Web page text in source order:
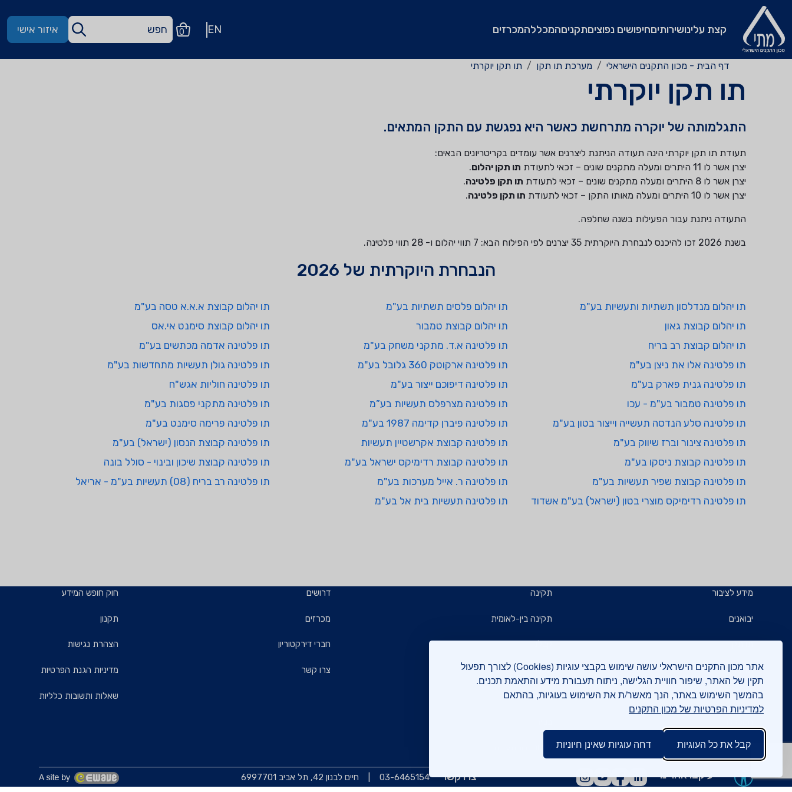
אתר מכון התקנים הישראלי עושה שימוש בקבצי עוגיות (Cookies) לצורך תפעול
תקין של האתר, שיפור חוויית הגלישה, ניתוח תעבורת מידע והתאמת תכנים.
בהמשך השימוש באתר, הנך מאשר/ת את השימוש בעוגיות, בהתאם
למדיניות הפרטיות של מכון התקנים
קבל את כל העוגיות דחה עוגיות שאינן חיוניות
קצת עלינושירותיםחיפושים נפוציםתקניםהמכללהמכרזים EN
0 איזור אישי
דף הבית - מכון התקנים הישראלי מערכת תו תקן תו תקן יוקרתי
תו תקן יוקרתי
התגלמותה של יוקרה מתרחשת כאשר היא נפגשת עם התקן המתאים.
תעודת תו תקן יוקרתי הינה תעודה הניתנת ליצרנים אשר עומדים בקריטריונים הבאים:
יצרן אשר לו 11 היתרים ומעלה מתקנים שונים – זכאי לתעודת
תו תקן יהלום.
יצרן אשר לו 8 היתרים ומעלה מתקנים שונים – זכאי לתעודת
תו תקן פלטינה.
יצרן אשר לו 10 היתרים ומעלה מאותו התקן – זכאי לתעודת
תו תקן פלטינה.
התעודה ניתנת עבור הפעילות בשנה שחלפה.
בשנת 2026 זכו להיכנס לנבחרת היוקרתית 35 יצרנים לפי הפילוח הבא: 7 תווי יהלום ו- 28 תווי פלטינה.
הנבחרת היוקרתית של 2026
תו יהלום מנדלסון תשתיות ותעשיות בע"מ תו יהלום פלסים תשתיות בע"מ
תו יהלום קבוצת א.א.א טסה בע"מ
תו יהלום קבוצת גאון
תו יהלום קבוצת טמבור
תו יהלום קבוצת סימנט אי.אס
תו יהלום קבוצת רב בריח
תו פלטינה א.ד. מתקני משחק בע"מ
תו פלטינה אדמה מכתשים בע"מ
תו פלטינה אלו את ניצן בע"מ
תו פלטינה ארקוטק 360 גלובל בע"מ
תו פלטינה גולן תעשיות מתחדשות בע"מ
תו פלטינה גנית פארק בע"מ
תו פלטינה דיפוכם ייצור בע"מ
תו פלטינה חוליות אגש"ח
תו פלטינה טמבור בע"מ - עכו
תו פלטינה מצרפלס תעשיות בע”מ
תו פלטינה מתקני פסגות בע"מ
תו פלטינה סלע הנדסה תעשייה וייצור בטון בע"מ
תו פלטינה פיברן קדימה 1987 בע"מ
תו פלטינה פרימה סימנט בע"מ
תו פלטינה צינור וברז שיווק בע"מ
תו פלטינה קבוצת אקרשטיין תעשיות
תו פלטינה קבוצת הנסון (ישראל) בע"מ
תו פלטינה קבוצת ניסקו בע"מ
תו פלטינה קבוצת רדימיקס ישראל בע"מ
תו פלטינה קבוצת שיכון ובינוי - סולל בונה
תו פלטינה קבוצת שפיר תעשיות בע"מ
תו פלטינה ר. אייל מערכות בע"מ
תו פלטינה רב בריח (08) תעשיות בע"מ - אריאל
תו פלטינה רדימיקס מוצרי בטון (ישראל) בע"מ אשדוד
תו פלטינה תעשיות בית אל בע"מ
מידע לציבור
יבואנים
תו תקן
תו ירוק
יצואנים
תקינה
תקינה בין-לאומית
קבלנים ויזמים
תעשיינים
בדיקות
דרושים
מכרזים
חברי דירקטוריון
צרו קשר
חוק חופש המידע
תקנון
הצהרת נגישות
מדיניות הגנת הפרטיות
שאלות ותשובות כלליות
עיקבו אחרינו צרו קשר 03-6465154 חיים לבנון 42, תל אביב 6997701